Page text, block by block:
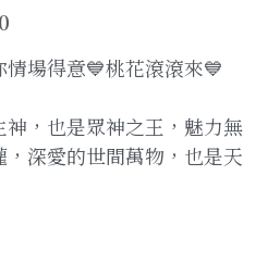
場得意💙桃花滾滾來💙
，也是眾神之王，魅力無
深愛的世間萬物，也是天